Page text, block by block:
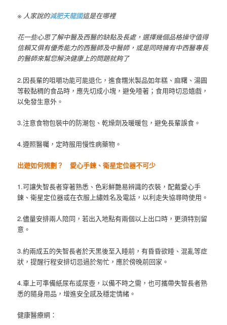
※ 人家說的減肥天龍國這是在哪裡
花一些心思了解中醫及西醫的缺點及長處，選擇幾個品格操守值得
信賴又俱有優秀能力的西醫師及中醫師，或是同時擁有中西醫專長
的醫師來幫您解決健康上的問題就夠了
2.因長輩的咀嚼功能可能退化，進食糯米製品如年糕、麻糬、湯圓
等較黏稠的食品時，應先切成小塊，避免噎著；食用時切忌嬉戲，
以免發生意外。
3.注意食物包裝中的防潮包、乾燥劑及暖暖包，避免長輩誤食。
4.遵照醫囑，定時服用慢性病藥物。
出遊如何規劃？ 愛心手鍊、衛星定位器不可少
1.可讓失智長者穿著熟悉、色彩鮮艷易辨識的衣裝，配戴愛心手
鍊、衛星定位器或在衣服上繡姓名及電話，以利走失協尋時使用。
2.儘量安排兩人陪同，若出入地點有兩個以上出口時，更須特別留
意。
3.約兩成五的失智長者於天黑後至入睡前，有昏昏欲睡、混亂等症
狀，提醒行程安排切忌過於匆忙，應於傍晚前回家。
4.車上可準備紙尿布或尿壺，以備不時之需，也可攜帶失智長者熟
悉的隨身用品，增進安全感及穩定情緒。
健康醫療網：